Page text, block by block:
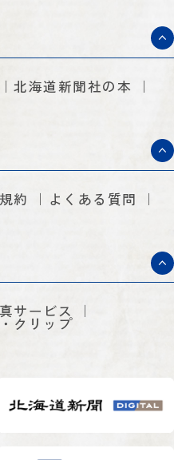
北海道新聞社の本
約 よくある質問
サービス
クリップ